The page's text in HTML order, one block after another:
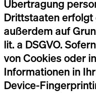
Übertragung
Drittstaaten
außerdem auf
lit. a DSGVO.
von Cookies oder
Informationen in
Device-